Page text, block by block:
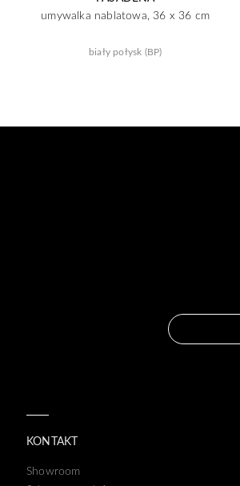
umywalka nablatowa, 36 x 36 cm
biały połysk (BP)
KONTAKT
Showroom